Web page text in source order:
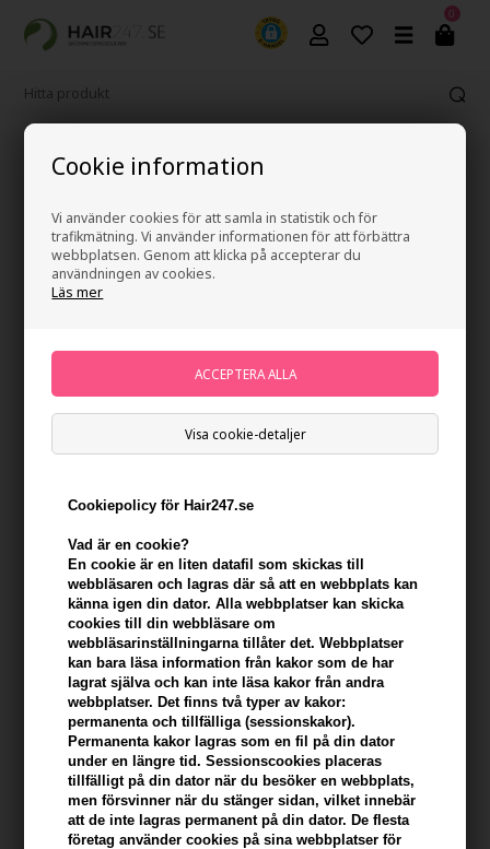
Cookie information
Vi använder cookies för att samla in statistik och för
trafikmätning. Vi använder informationen för att förbättra
webbplatsen. Genom att klicka på accepterar du
användningen av cookies.
Läs mer
Visa cookie-detaljer
Cookiepolicy för Hair247.se
Vad är en cookie?
En cookie är en liten datafil som skickas till
webbläsaren och lagras där så att en webbplats kan
känna igen din dator. Alla webbplatser kan skicka
cookies till din webbläsare om
webbläsarinställningarna tillåter det. Webbplatser
kan bara läsa information från kakor som de har
lagrat själva och kan inte läsa kakor från andra
webbplatser. Det finns två typer av kakor:
permanenta och tillfälliga (sessionskakor).
Permanenta kakor lagras som en fil på din dator
under en längre tid. Sessionscookies placeras
tillfälligt på din dator när du besöker en webbplats,
men försvinner när du stänger sidan, vilket innebär
att de inte lagras permanent på din dator. De flesta
företag använder cookies på sina webbplatser för
0
Beard Monkey Hairspray Strong 100ml
Varumärken»Beard Monkey Brand:Beard Monkey
Slut i lager
Ej i lager- Leveranstid: Ukendt arbetsdagar